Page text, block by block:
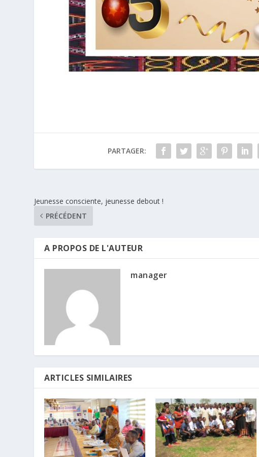
PARTAGER:
Jeunesse consciente, jeunesse debout !
PRÉCÉDENT
A PROPOS DE L'AUTEUR
manager
ARTICLES SIMILAIRES